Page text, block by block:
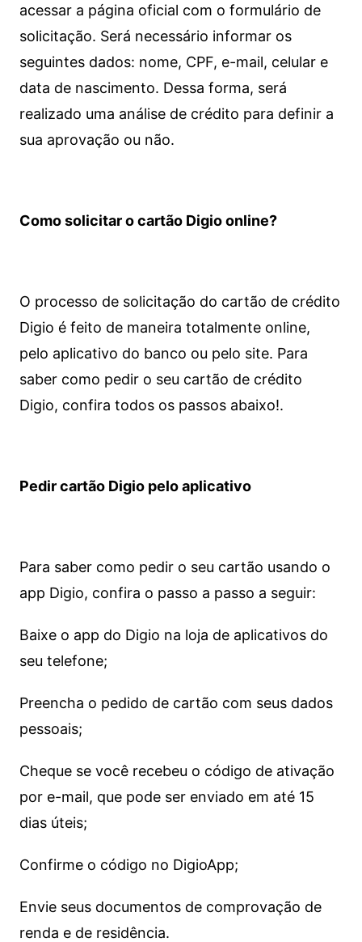
acessar a página oficial com o formulário de
solicitação. Será necessário informar os
seguintes dados: nome, CPF, e-mail, celular e
data de nascimento. Dessa forma, será
realizado uma análise de crédito para definir a
sua aprovação ou não.
Como solicitar o cartão Digio online?
O processo de solicitação do cartão de crédito
Digio é feito de maneira totalmente online,
pelo aplicativo do banco ou pelo site. Para
saber como pedir o seu cartão de crédito
Digio, confira todos os passos abaixo!.
Pedir cartão Digio pelo aplicativo
Para saber como pedir o seu cartão usando o
app Digio, confira o passo a passo a seguir:
Baixe o app do Digio na loja de aplicativos do
seu telefone;
Preencha o pedido de cartão com seus dados
pessoais;
Cheque se você recebeu o código de ativação
por e-mail, que pode ser enviado em até 15
dias úteis;
Confirme o código no DigioApp;
Envie seus documentos de comprovação de
renda e de residência.